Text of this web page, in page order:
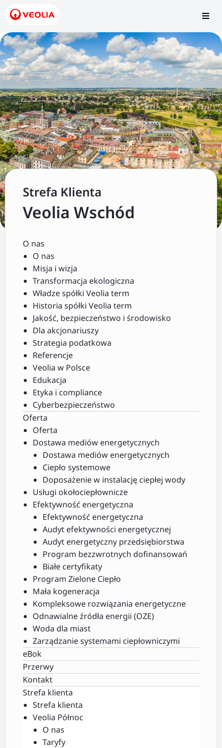
Strefa Klienta
Veolia Wschód
O nas
O nas
Misja i wizja
Transformacja ekologiczna
Władze spółki Veolia term
Historia spółki Veolia term
Jakość, bezpieczeństwo i środowisko
Dla akcjonariuszy
Strategia podatkowa
Referencje
Veolia w Polsce
Edukacja
Etyka i compliance
Cyberbezpieczeństwo
Oferta
Oferta
Dostawa mediów energetycznych
Dostawa mediów energetycznych
Ciepło systemowe
Doposażenie w instalację ciepłej wody
Usługi okołociepłownicze
Efektywność energetyczna
Efektywność energetyczna
Audyt efektywności energetycznej
Audyt energetyczny przedsiębiorstwa
Program bezzwrotnych dofinansowań
Białe certyfikaty
Program Zielone Ciepło
Mała kogeneracja
Kompleksowe rozwiązania energetyczne
Odnawialne źródła energii (OZE)
Woda dla miast
Zarządzanie systemami ciepłowniczymi
eBok
Przerwy
Kontakt
Strefa klienta
Strefa klienta
Veolia Północ
O nas
Taryfy